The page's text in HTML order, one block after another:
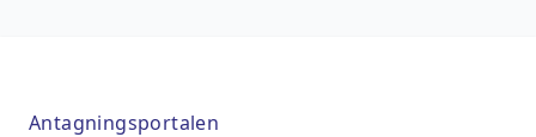
Antagningsportalen